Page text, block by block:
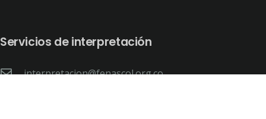
Servicios de interpretación
interpretacion@fenascol.org.co